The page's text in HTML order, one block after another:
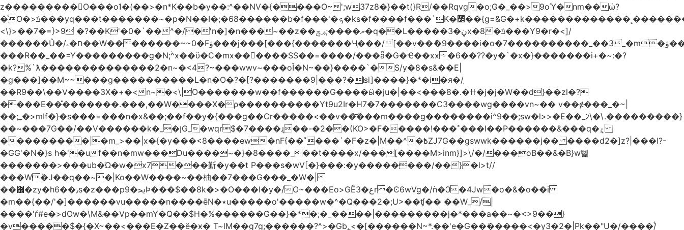
z���������O���oߗ�(��>�n*K��b�y��:^��NV�{����O~';w37z8�}��t(}R/��Rqvg�o;G�_��>9oΎ�nm��ώ?
�ͮO�>ݿ���yq���t�������~�p�N��I�;�68������b�f���'�ܟ�ks�f����f���`K�׼��{g=&G�+k�������������˻�����݇�������re6�o�^�~��=
<\}>��7�=}>9 �?��K'�0�`��^�/�'n�]�n���~��z��ރ����;ۻݼ�q��L�����3�ڼx�8�ݿ���Y9�r�<]/
������Û�/ח�ۦ��W��������~~0�Fۋ���j���[���{�������Ҷ���/[��v��ެ�9����i�o�7����������_��3_�m�ۋ����
���R��_��=Y���������g�N;ۛ^x��ϋ�C�mx������SS��=����/���ǟ�G�Ҽ��xx�6��??�y�`�x�}�������i+�~:�?
�k?%`ƛ��������������2�n~�<4?~���wwv~���oǏ�N~��}����`�S/y�8�s&��E|
�g���]��M~~���g����������L�n�O�?�[?�������9|���?�ʪi]����}�*�i�я�/֧
��R9��\��V����3X�+�<n~�<\|O�������w��f������G����ӹ�ju�|��<���8�.�ߚ�j�j�W��d}��zl�?
����E��̎�������.���,��W����X�ϼ����������Yt9u2Ir�H7�7� ������C3����wg����vn~�� v��ɇ���_�~|
��;_�>mIf�} �s���=���n�x&��;��f��y�{���g��Cr�����<��v��͝���m����g��������i^9��;sw�l>>�E��_ﾝ\�\.���������}
��~���7G��/��V������k�_�ןG_�wqr$�7����ɻ��-�2��(KO>�F�����!���˟���I��P������&���q�ۼ
���������|�m_>��|x�{�y���<8����ew�nF{��˟���`�F�z�|M��^�߿ZJ7G��gswwk������j�� ����d2�]z?|���I?-
�GG'�N�}s h�'�uf��n�mw���Du����~�}�8����_��t����x/���[����M>inm}]>\/�/���oB��&�B}w뼱
�������>���ub�Ώ�w�x7���斳�y��t P���s�wV[�}���:�y��������/��}�l>t//
���Wٝ�J��q��~�|Ko��W����~��柚��7���G���_�W�|
��޾�zy�h6��٫s�z���p9�ﲝϷ���$��8k�>�O���I�y�/O~���Eo>GË3�عr�Ͼ6wVg�/߭n�Ͻ�4Jw�o�&�o��i
�m��{��/'�]������vu�����n����ēN�٭u�����o'�����w�^�Q���2�;U>��ʧ�� ��W_/|
����'ѓ#e�>dOw�\M&��Vp��mY�Q��$H�%������G��}�*�;�_����|���������j�*���a��~�<>9��}
�v�����$�{�X~��<���E�Z��ё�ӿ� T~lM��g7g;������?^>�Gb˿<�[������N~*.��'e�G��ܺ�����<�y3�2�|Pk��"U�/����/ͭ